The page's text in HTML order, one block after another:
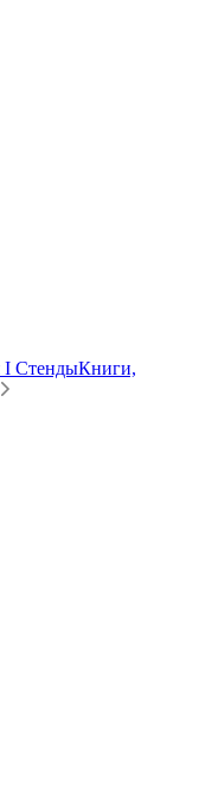
Книги,